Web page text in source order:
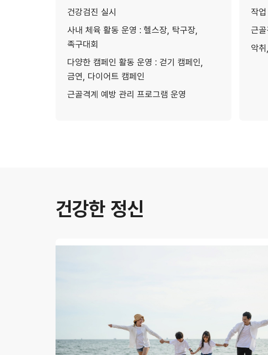
건강검진 실시
사내 체육 활동 운영 : 헬스장, 탁구장,
족구대회
다양한 캠페인 활동 운영 : 걷기 캠페인,
금연, 다이어트 캠페인
근골격계 예방 관리 프로그램 운영
작
근
악
건강한 정신